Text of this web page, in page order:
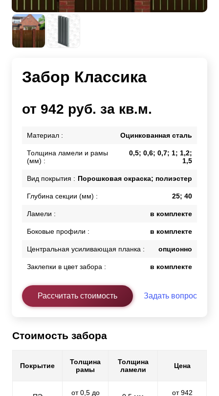
Забор Классика
от 942 руб. за кв.м.
Материал : Оцинкованная сталь
Толщина ламели и рамы
(мм) :
0,5; 0,6; 0,7; 1; 1,2;
1,5
Вид покрытия : Порошковая окраска; полиэстер
Глубина секции (мм) : 25; 40
Ламели : в комплекте
Боковые профили : в комплекте
Центральная усиливающая планка : опционно
Заклепки в цвет забора : в комплекте
Рассчитать стоимость Задать вопрос
Стоимость забора
Покрытие
Толщина
рамы
Толщина
ламели
Цена
от 0,5 до
от 942